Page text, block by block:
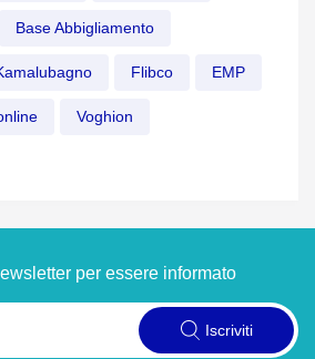
Base Abbigliamento
Flibco EMP
Voghion
per essere informato
Iscriviti